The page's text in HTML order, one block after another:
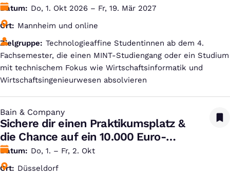
Datum
Do, 1. Okt 2026 – Fr, 19. Mär 2027
Ort
Mannheim und online
Zielgruppe
Technologieaffine Studentinnen ab dem 4.
Fachsemester, die einen MINT-Studiengang oder ein Studium
mit technischem Fokus wie Wirtschaftsinformatik und
Wirtschaftsingenieurwesen absolvieren
Bain & Company
:
Sichere dir einen Praktikumsplatz &
die Chance auf ein 10.000 Euro-
Stipendium!
Datum
Do, 1. – Fr, 2. Okt
Ort
Düsseldorf